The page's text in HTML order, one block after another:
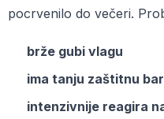
pocrvenilo do večeri.
brže gubi vlagu
ima tanju zaštitnu
intenzivnije reagira